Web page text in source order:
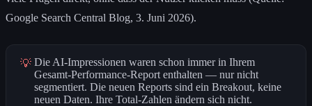
Google Search Central Blog, 3. Juni 2026).
💡 Die AI-Impressionen waren schon immer in Ihrem
Gesamt-Performance-Report enthalten — nur nicht
segmentiert. Die neuen Reports sind ein Breakout, keine
neuen Daten. Ihre Total-Zahlen ändern sich nicht.